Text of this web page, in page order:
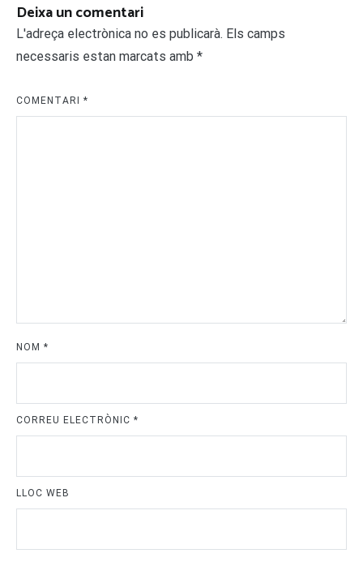
Deixa un comentari
L'adreça electrònica no es publicarà. Els camps
necessaris estan marcats amb *
COMENTARI *
NOM *
CORREU ELECTRÒNIC *
LLOC WEB